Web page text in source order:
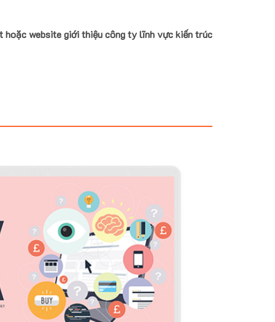
hoặc website giới thiệu công ty lĩnh vực kiến trúc